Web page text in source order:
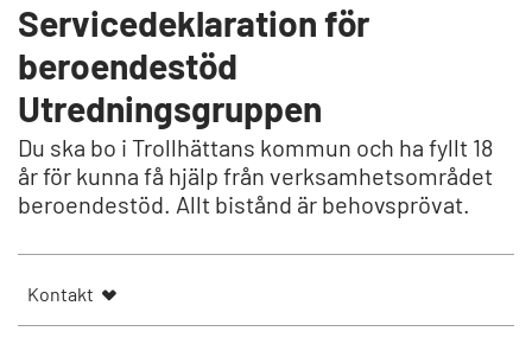
Servicedeklaration för
beroendestöd
Utredningsgruppen
Du ska bo i Trollhättans kommun och ha fyllt 18
år för kunna få hjälp från verksamhetsområdet
beroendestöd. Allt bistånd är behovsprövat.
Kontakt